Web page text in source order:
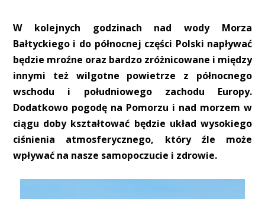
W kolejnych godzinach nad wody Morza
Bałtyckiego i do północnej części Polski napływać
będzie mroźne oraz bardzo zróżnicowane i między
innymi też wilgotne powietrze z północnego
wschodu i południowego zachodu Europy.
Dodatkowo pogodę na Pomorzu i nad morzem w
ciągu doby kształtować będzie układ wysokiego
ciśnienia atmosferycznego, który źle może
wpływać na nasze samopoczucie i zdrowie.